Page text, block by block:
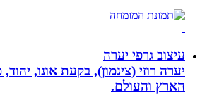
עיצוב גרפי יערה
יערה רוזי (צינמון), בקעת אונו,
הארץ והעולם.